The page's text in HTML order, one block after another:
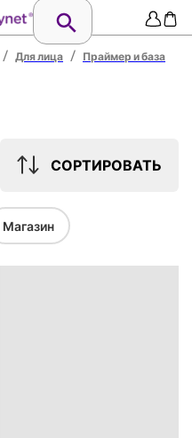
/ Для лица / Праймер и база
СОРТИРОВАТЬ
Магазин